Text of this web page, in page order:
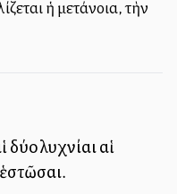
ἡ μετάνοια, τὴν
δύο λυχνίαι αἱ